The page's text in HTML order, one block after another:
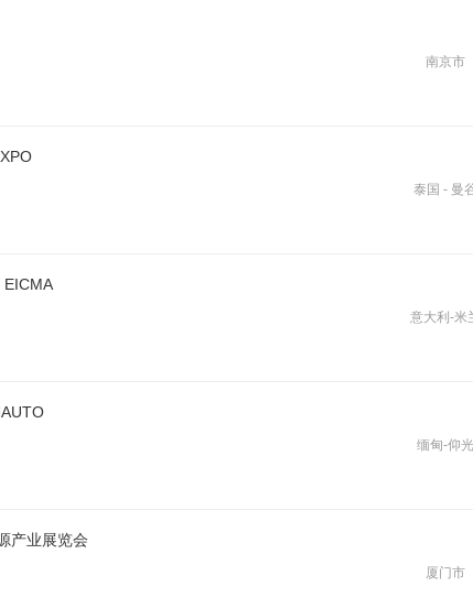
南京市
泰国 - 曼
EICMA
意大利-米
缅甸-仰光
产业展览会
厦门市